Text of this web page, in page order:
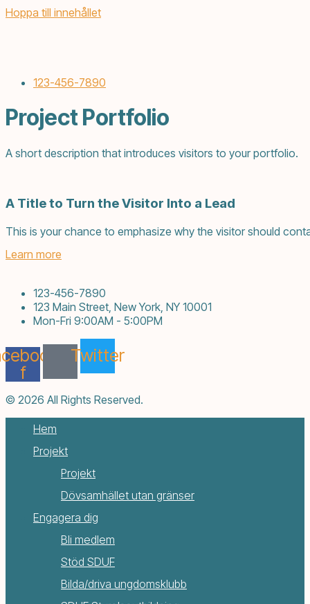
Hoppa till innehållet
123-456-7890
Project Portfolio
A short description that introduces visitors to your portfolio.
A Title to Turn the Visitor Into a Lead
This is your chance to emphasize why the visitor should
Learn more
123-456-7890
123 Main Street, New York, NY 10001
Mon-Fri 9:00AM - 5:00PM
f
Twitter
© 2026 All Rights Reserved.
Hem
Projekt
Projekt
Dövsamhället utan gränser
Engagera dig
Bli medlem
Stöd SDUF
Bilda/driva ungdomsklubb